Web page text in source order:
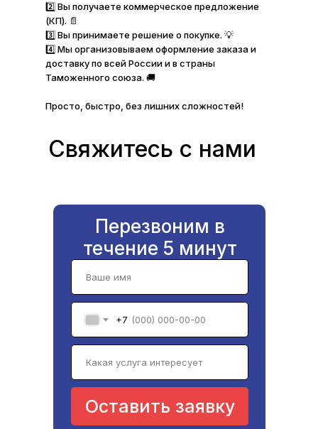
2️⃣ Вы получаете коммерческое предложение
(КП). 📄
3️⃣ Вы принимаете решение о покупке. 💡
4️⃣ Мы организовываем оформление заказа и
доставку по всей России и в страны
Таможенного союза. 🚚
Просто, быстро, без лишних сложностей!
Свяжитесь с нами
+7
Оставить заявку
Перезвоним в
течение 5 минут